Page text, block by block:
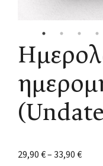
29,90€–33,90€